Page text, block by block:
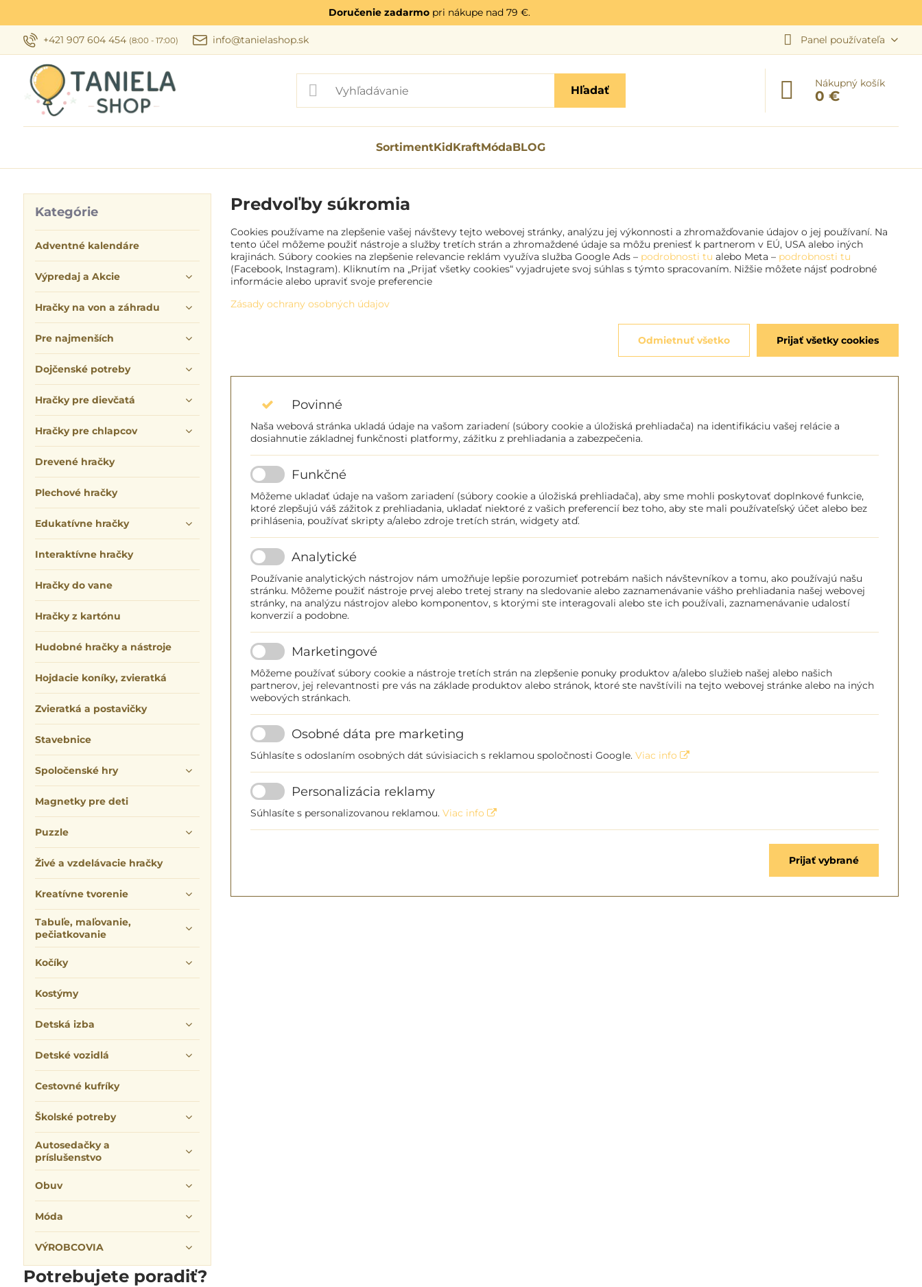
Doručenie zadarmopri nákupe nad 79 €.
+421 907 604 454 (8:00 - 17:00) info@tanielashop.sk Panel používateľa
Hľadať
Nákupný košík
0 €
SortimentKidKraftMódaBLOG
Predvoľby súkromia
Cookies používame na zlepšenie vašej návštevy tejto webovej stránky, analýzu jej výkonnosti a zhromažďovanie údajov o jej používaní. Na
tento účel môžeme použiť nástroje a služby tretích strán a zhromaždené údaje sa môžu preniesť k partnerom v EÚ, USA alebo iných
krajinách. Súbory cookies na zlepšenie relevancie reklám využíva služba Google Ads – podrobnosti tu alebo Meta – podrobnosti tu
(Facebook, Instagram). Kliknutím na „Prijať všetky cookies“ vyjadrujete svoj súhlas s týmto spracovaním. Nižšie môžete nájsť podrobné
informácie alebo upraviť svoje preferencie
Zásady ochrany osobných údajov
Prijať všetky cookies
Odmietnuť všetko
Povinné
Naša webová stránka ukladá údaje na vašom zariadení (súbory cookie a úložiská prehliadača) na identifikáciu vašej relácie a
dosiahnutie základnej funkčnosti platformy, zážitku z prehliadania a zabezpečenia.
Funkčné
Môžeme ukladať údaje na vašom zariadení (súbory cookie a úložiská prehliadača), aby sme mohli poskytovať doplnkové funkcie,
ktoré zlepšujú váš zážitok z prehliadania, ukladať niektoré z vašich preferencií bez toho, aby ste mali používateľský účet alebo bez
prihlásenia, používať skripty a/alebo zdroje tretích strán, widgety atď.
Analytické
Používanie analytických nástrojov nám umožňuje lepšie porozumieť potrebám našich návštevníkov a tomu, ako používajú našu
stránku. Môžeme použiť nástroje prvej alebo tretej strany na sledovanie alebo zaznamenávanie vášho prehliadania našej webovej
stránky, na analýzu nástrojov alebo komponentov, s ktorými ste interagovali alebo ste ich používali, zaznamenávanie udalostí
konverzií a podobne.
Marketingové
Môžeme používať súbory cookie a nástroje tretích strán na zlepšenie ponuky produktov a/alebo služieb našej alebo našich
partnerov, jej relevantnosti pre vás na základe produktov alebo stránok, ktoré ste navštívili na tejto webovej stránke alebo na iných
webových stránkach.
Osobné dáta pre marketing
Súhlasíte s odoslaním osobných dát súvisiacich s reklamou spoločnosti Google.Viac info
Personalizácia reklamy
Súhlasíte s personalizovanou reklamou.Viac info
Prijať vybrané
Kategórie
Adventné kalendáre
Výpredaj a Akcie
Hračky na von a záhradu
Pre najmenších
Dojčenské potreby
Hračky pre dievčatá
Hračky pre chlapcov
Drevené hračky
Plechové hračky
Edukatívne hračky
Interaktívne hračky
Hračky do vane
Hračky z kartónu
Hudobné hračky a nástroje
Hojdacie koníky, zvieratká
Zvieratká a postavičky
Stavebnice
Spoločenské hry
Magnetky pre deti
Puzzle
Živé a vzdelávacie hračky
Kreatívne tvorenie
Tabuľe, maľovanie,
pečiatkovanie
Kočíky
Kostýmy
Detská izba
Detské vozidlá
Cestovné kufríky
Školské potreby
Autosedačky a
príslušenstvo
Obuv
Móda
VÝROBCOVIA
Potrebujete poradiť?